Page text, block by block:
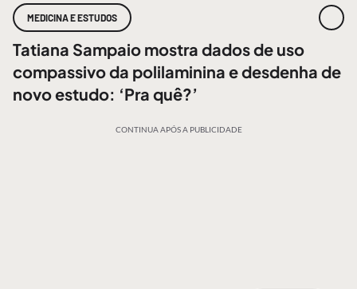
MEDICINA E ESTUDOS
Tatiana Sampaio mostra dados de uso
compassivo da polilaminina e desdenha de
novo estudo: ‘Pra quê?’
CONTINUA APÓS A PUBLICIDADE